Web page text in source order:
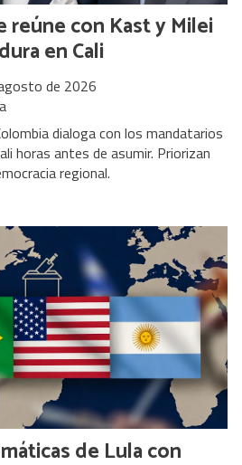
reúne con Kast y Milei
en Cali
de 2026
dialoga con los mandatarios
horas antes de asumir. Priorizan
regional.
de Lula con